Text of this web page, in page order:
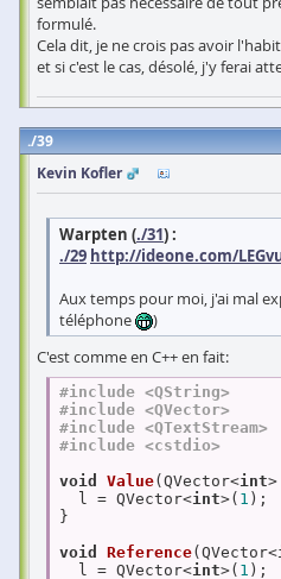
formulé.
Cela dit, je ne crois pas avoir
et si c'est le cas, désolé, j'y ferai
39
Kevin Kofler
Warpten (./31) :
./29 http://ideone.com/
Aux temps pour moi, j'ai mal
téléphone
)
C'est comme en C++ en fait:
#include <QString>
#include <QVector>
#include <QTextStream>
#include <cstdio>
void
Value(QVector<int
  l = QVector<
int>( 1 );
}
void
Reference(QVector<
  l = QVector<
int>( 1 );